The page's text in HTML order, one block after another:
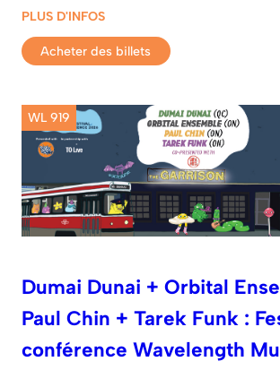
PLUS D'INFOS
Acheter des billets
WL 919
Dumai Dunai + Orbital
Paul Chin + Tarek Funk :
conférence Wavelength